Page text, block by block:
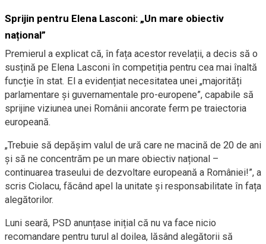
Sprijin pentru Elena Lasconi: „Un mare obiectiv
național”
Premierul a explicat că, în fața acestor revelații, a decis să o
susțină pe Elena Lasconi în competiția pentru cea mai înaltă
funcție în stat. El a evidențiat necesitatea unei „majorități
parlamentare și guvernamentale pro-europene”, capabile să
sprijine viziunea unei Românii ancorate ferm pe traiectoria
europeană.
„Trebuie să depășim valul de ură care ne macină de 20 de ani
și să ne concentrăm pe un mare obiectiv național –
continuarea traseului de dezvoltare europeană a României!”, a
scris Ciolacu, făcând apel la unitate și responsabilitate în fața
alegătorilor.
Luni seară, PSD anunțase inițial că nu va face nicio
recomandare pentru turul al doilea, lăsând alegătorii să